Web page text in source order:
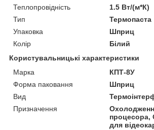
Теплопровідність
1.5 Вт/(м*К)
Тип
Термопаста
Упаковка
Шприц
Колір
Білий
Користувальницькі характеристики
Марка
КПТ-8У
Форма паковання
Шприц
Вид
Призначення
процесора,
для